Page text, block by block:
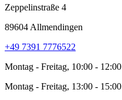
Zeppelinstraße 4
89604 Allmendingen
+49 7391 7776522
Montag - Freitag, 10:00 - 12:00
Montag - Freitag, 13:00 - 15:00